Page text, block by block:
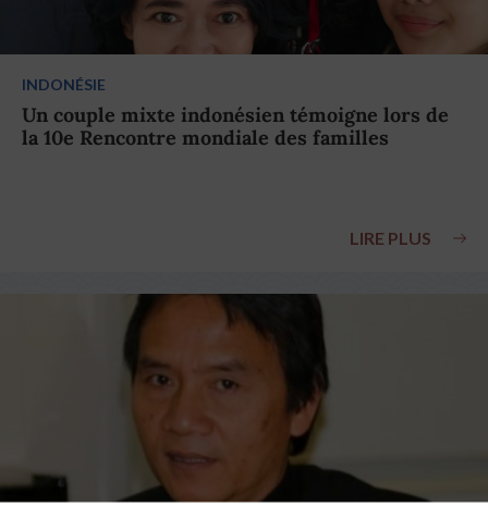
INDONÉSIE
Un couple mixte indonésien témoigne lors de
la 10e Rencontre mondiale des familles
LIRE PLUS